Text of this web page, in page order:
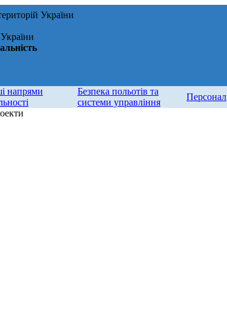
України
напрями
Безпека польотів та
системи управління
Персонал